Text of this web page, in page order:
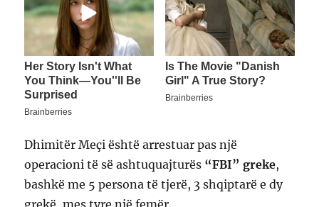
Dhimitër Meçi është arrestuar pas një
operacioni të së ashtuquajturës “FBI” greke,
bashkë me 5 persona të tjerë, 3 shqiptarë e dy